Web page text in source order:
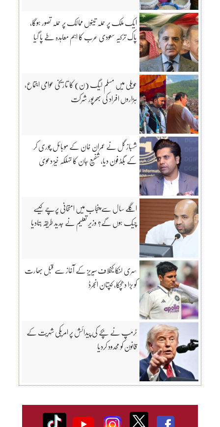
ایک ملک پر حملہ تینوں ممالک پر حملہ تصور ہوگا،
پاک ترکیہ سعودی عرب کا اہم معاہدہ طے پا گیا
حویلی میں مسلم لیگ (ن) کا تاریخی عوامی اجتماع،
ہزاروں افراد کی بھرپور شرکت
شہباز گل نے عمران خان کے موبائل چوری کر
کے بگڈ فون دیا، شفیع جان کا تہلکہ خیز دعویٰ
اگلے سال سے پنجاب میں امتحانی پرچے کیسے
چیک ہوں گے؟ وزیر تعلیم نے جدید طریقہ بتادیا
سری لنکا کیخلاف سیریز کے آغاز سے قبل بھارت
کو بڑا دھچکا، کپتان انجرڈ
ٹرمپ نے بچے کی پیدائش پر امریکی شہریت کے
قانون کو محدود کردیا